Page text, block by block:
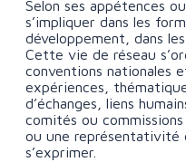
Selon ses appétences
s’impliquer dans les
développement, dans
Cette vie de réseau
conventions nationales
expériences,
d’échanges, liens
comités ou
ou une représentativité
s’exprimer.